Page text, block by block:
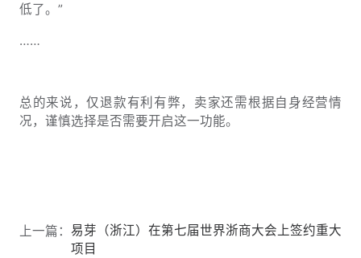
低了。”
……
总的来说，仅退款有利有弊，卖家还需根据自身经营情
况，谨慎选择是否需要开启这一功能。
上一篇： 易芽（浙江）在第七届世界浙商大会上签约重大
项目